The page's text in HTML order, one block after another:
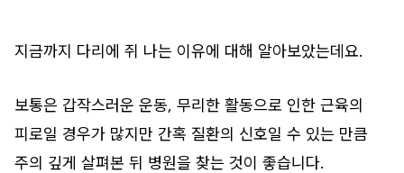
지금까지 다리에 쥐 나는 이유에 대해 알아보았는데요.
보통은 갑작스러운 운동, 무리한 활동으로 인한 근육의
피로일 경우가 많지만 간혹 질환의 신호일 수 있는 만큼
주의 깊게 살펴본 뒤 병원을 찾는 것이 좋습니다.